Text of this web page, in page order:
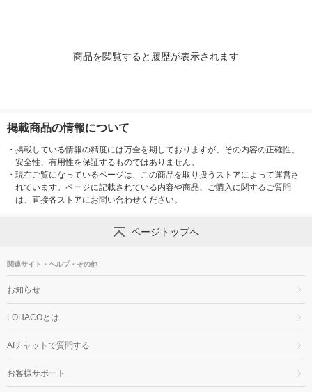
商品を閲覧すると履歴が表示されます
掲載商品の情報について
・ 掲載している情報の精度には万全を期しておりますが、その内容の正確性、
安全性、有用性を保証するものではありません。
・ 現在ご覧になっているページは、この商品を取り扱うストアによって運営さ
れています。ページに記載されている内容や商品、ご購入に関するご質問
は、直接各ストアにお問い合わせください。
ページトップへ
関連サイト・ヘルプ・その他
お知らせ
LOHACOとは
AIチャットで質問する
お客様サポート